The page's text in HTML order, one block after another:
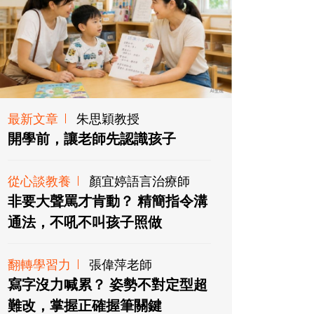
最新文章 朱思穎教授
開學前，讓老師先認識孩子
從心談教養 顏宜婷語言治療師
非要大聲罵才肯動？ 精簡指令溝
通法，不吼不叫孩子照做
翻轉學習力 張偉萍老師
寫字沒力喊累？ 姿勢不對定型超
難改，掌握正確握筆關鍵